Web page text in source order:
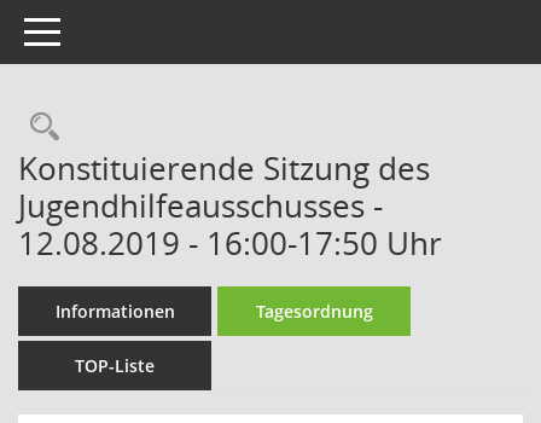
Toggle navigation
Rechercheauswahl
Konstituierende Sitzung des
Jugendhilfeausschusses -
12.08.2019 - 16:00-17:50 Uhr
Informationen Tagesordnung
TOP-Liste